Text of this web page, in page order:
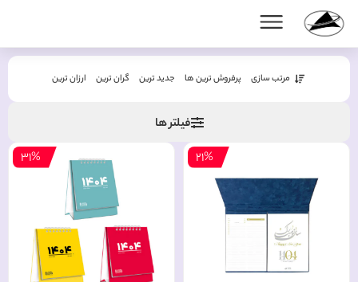
مرتب سازی پرفروش ترین ها جدید ترین گران ترین ارزان ترین
فیلتر ها
21%
31%